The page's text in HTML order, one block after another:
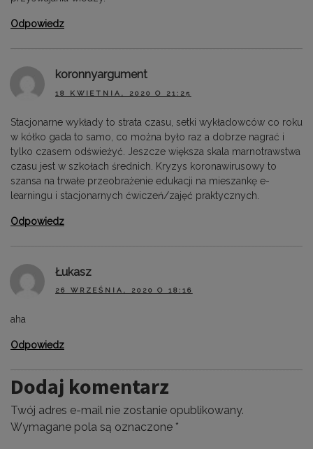
Odpowiedz
koronnyargument
18 KWIETNIA, 2020 O 21:25
Stacjonarne wykłady to strata czasu, setki wykładowców co roku
w kółko gada to samo, co można było raz a dobrze nagrać i
tylko czasem odświeżyć. Jeszcze większa skala marnotrawstwa
czasu jest w szkołach średnich. Kryzys koronawirusowy to
szansa na trwałe przeobrażenie edukacji na mieszankę e-
learningu i stacjonarnych ćwiczeń/zajęć praktycznych.
Odpowiedz
Łukasz
26 WRZEŚNIA, 2020 O 18:16
aha
Odpowiedz
Dodaj komentarz
Twój adres e-mail nie zostanie opublikowany.
Wymagane pola są oznaczone *